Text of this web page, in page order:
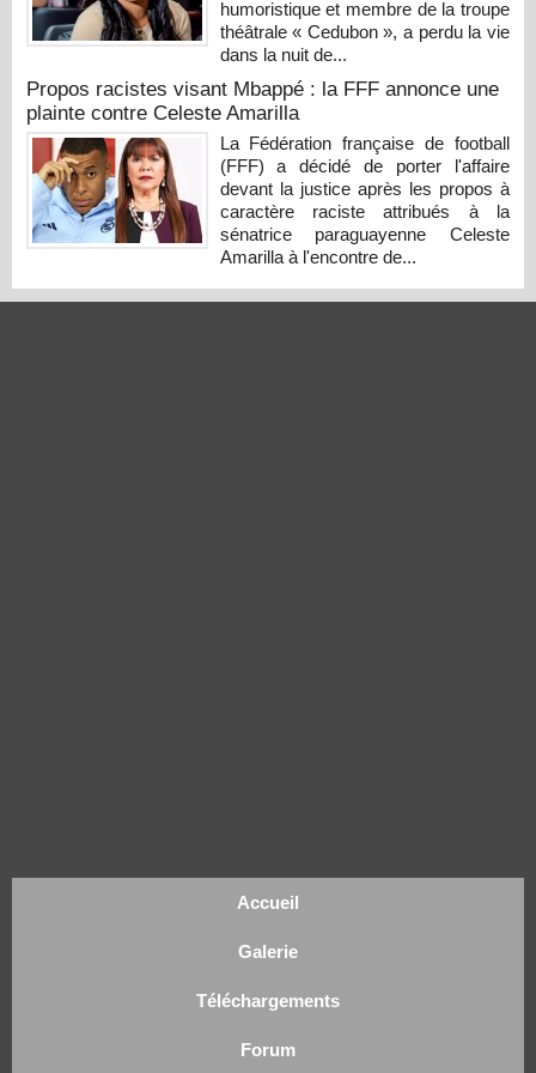
humoristique et membre de la troupe
théâtrale « Cedubon », a perdu la vie
dans la nuit de...
Propos racistes visant Mbappé : la FFF annonce une
plainte contre Celeste Amarilla
La Fédération française de football
(FFF) a décidé de porter l'affaire
devant la justice après les propos à
caractère raciste attribués à la
sénatrice paraguayenne Celeste
Amarilla à l'encontre de...
Accueil
Galerie
Téléchargements
Forum